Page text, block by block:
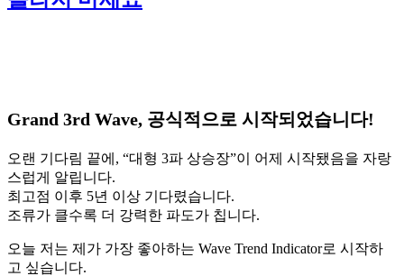
Grand 3rd Wave, 공식적으로 시작되었습니다!
오랜 기다림 끝에, “대형 3파 상승장”이 어제 시작됐음을 자랑
스럽게 알립니다.
최고점 이후 5년 이상 기다렸습니다.
조류가 클수록 더 강력한 파도가 칩니다.
오늘 저는 제가 가장 좋아하는 Wave Trend Indicator로 시작하
고 싶습니다.